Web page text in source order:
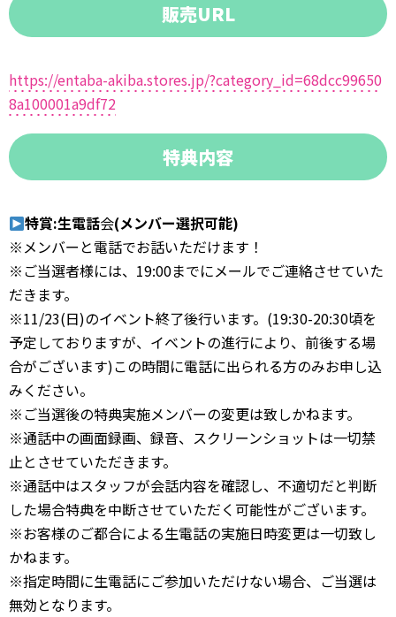
販売URL
https://entaba-akiba.stores.jp/?category_id=68dcc99650
8a100001a9df72
特典内容
特賞:生電話会(メンバー選択可能)
※メンバーと電話でお話いただけます！
※ご当選者様には、19:00までにメールでご連絡させていた
だきます。
※11/23(日)のイベント終了後行います。(19:30-20:30頃を
予定しておりますが、イベントの進行により、前後する場
合がございます)この時間に電話に出られる方のみお申し込
みください。
※ご当選後の特典実施メンバーの変更は致しかねます。
※通話中の画面録画、録音、スクリーンショットは一切禁
止とさせていただきます。
※通話中はスタッフが会話内容を確認し、不適切だと判断
した場合特典を中断させていただく可能性がございます。
※お客様のご都合による生電話の実施日時変更は一切致し
かねます。
※指定時間に生電話にご参加いただけない場合、ご当選は
無効となります。